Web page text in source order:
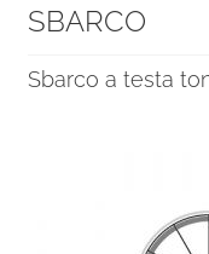
SBARCO
Sbarco a testa